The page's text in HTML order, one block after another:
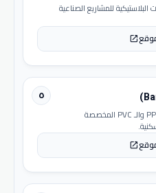
للمشاريع الصناعية
open_in_new
٥
يوفر مجموعة متكاملة من أنابيب الـ PPR والـ PVC المخصصة
open_in_new